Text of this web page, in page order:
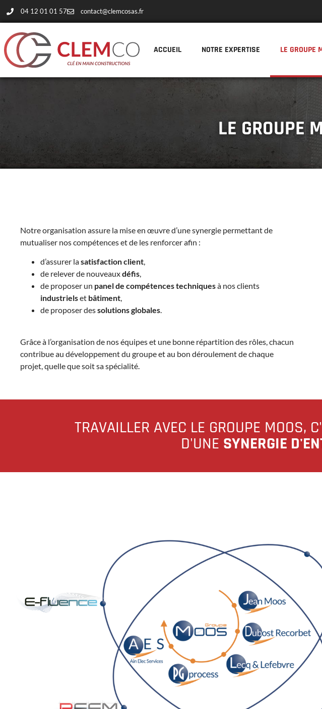
04 12 01 01 57 contact@clemcosas.fr
ACCUEIL NOTRE EXPERTISE LE GROUPE
LE GROUPE
Notre organisation assure la mise en œuvre d’une synergie permettant de
mutualiser nos compétences et de les renforcer afin :
d’assurer lasatisfaction client,
de relever de nouveauxdéfis,
de proposer un panel de compétences techniquesà nos clients
industrielset bâtiment,
de proposer dessolutions globales.
Grâce à l’organisation de nos équipes et une bonne répartition des rôles, chacun
contribue au développement du groupe et au bon déroulement de chaque
projet, quelle que soit sa spécialité.
TRAVAILLER AVEC LE GROUPE MOOS,
D'UNE SYNERGIE